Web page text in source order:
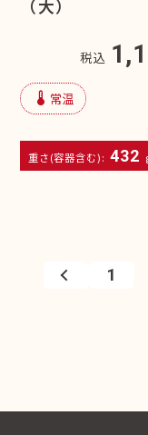
（大）
税込
device_thermostat 常温
重さ(容器含む): 432
1